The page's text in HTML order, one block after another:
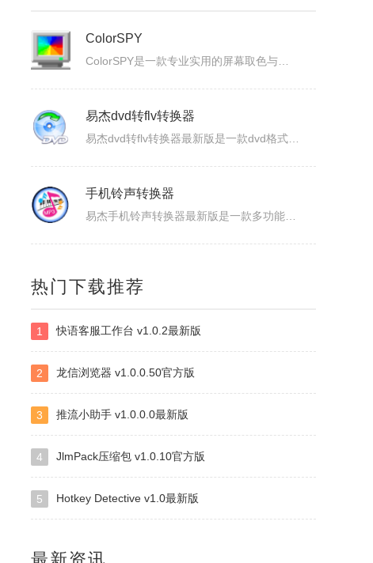
Blaze MediaPro
ColorSPY
ColorSPY是一款专业实用的屏幕取色与色码转换工具，用于屏幕任意颜色提取、色码转换与颜色管理，支持多种常用色码格式，广泛应用于网页设计、平面绘图、编程开发等场景。取色精准快速，能轻松获取屏幕任意位置的颜色信息。ColorSPY功能1.实时屏幕取色，鼠标悬停即可获取屏幕任意位置颜色，无需复杂操作。...
易杰dvd转flv转换器
虹盘
ImapBox邮箱网盘
ImapBox是一款高安全性的纯单机版邮箱云存储软件。ImapBox仅和您的email所在的全球各大邮局服务商进行数据上传和下载通讯（Imap全球标准通讯协议）。ImapBox本身并不提供给您任何数据存储空间。您的存储空间属于您自已的邮箱空间的总和。iMapBox内置了强大的数据检索引擎，文件高速同...
热门下载推荐
1 快语客服工作台 v1.0.2最新版
2 龙信浏览器 v1.0.0.50官方版
3 推流小助手 v1.0.0.0最新版
4 JlmPack压缩包 v1.0.10官方版
5 Hotkey Detective v1.0最新版